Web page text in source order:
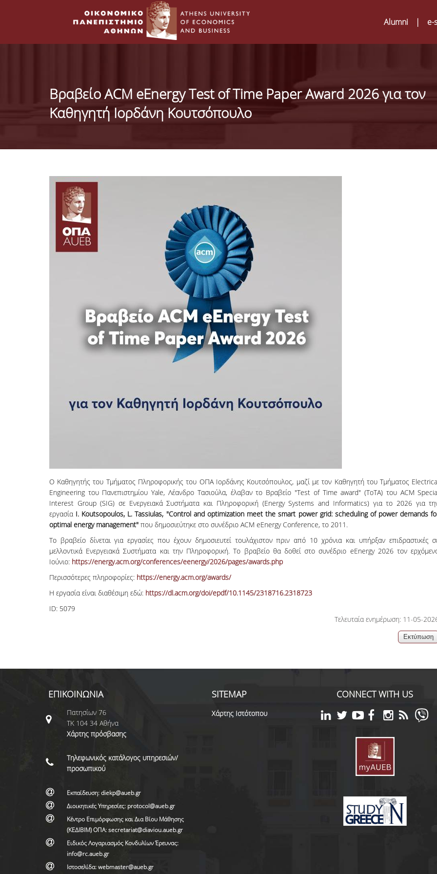
Alumni | e-
Βραβείο ACM eEnergy Test of Time Paper Award 2026 για τον
Καθηγητή Ιορδάνη Κουτσόπουλο
Ο Καθηγητής του Τμήματος Πληροφορικής του ΟΠΑ Ιορδάνης Κουτσόπουλος, μαζί με τον Καθηγητή του Τμήματος
Engineering του Πανεπιστημίου Yale, Λέανδρο Τασιούλα, έλαβαν το Βραβείο "Test of Time award" (ToTA) του ACM
Interest Group (SIG) σε Ενεργειακά Συστήματα και Πληροφορική (Energy Systems and Informatics) για το 2026 για
εργασία I. Koutsopoulos, L. Tassiulas, "Control and optimization meet the smart power grid: scheduling of power demands
optimal energy management" που δημοσιεύτηκε στο συνέδριο ACM eEnergy Conference, το 2011.
Το βραβείο δίνεται για εργασίες που έχουν δημοσιευτεί τουλάχιστον πριν από 10 χρόνια και υπήρξαν επιδραστικές
μελλοντικά Ενεργειακά Συστήματα και την Πληροφορική. To βραβείο θα δοθεί στο συνέδριο eEnergy 2026 τον
Ιούνιο: https://energy.acm.org/conferences/eenergy/2026/pages/awards.php
Περισσότερες πληροφορίες: https://energy.acm.org/awards/
Η εργασία είναι διαθέσιμη εδώ: https://dl.acm.org/doi/epdf/10.1145/2318716.2318723
ID: 5079
Τελευταία ενημέρωση: 11-05-
ΕΠΙΚΟΙΝΩΝΙΑ
Πατησίων 76
ΤΚ 104 34 Αθήνα
Χάρτης πρόσβασης
Τηλεφωνικός κατάλογος υπηρεσιών/
προσωπικού
Εκπαίδευση: diekp@aueb.gr
Διοικητικές Υπηρεσίες: protocol@aueb.gr
Κέντρο Επιμόρφωσης και Δια Βίου Μάθησης
(ΚΕΔΙΒΙΜ) ΟΠΑ: secretariat@diaviou.aueb.gr
Ειδικός Λογαριασμός Κονδυλίων Έρευνας:
info@rc.aueb.gr
Ιστοσελίδα: webmaster@aueb.gr
SITEMAP
Χάρτης Ιστότοπου
CONNECT WITH US